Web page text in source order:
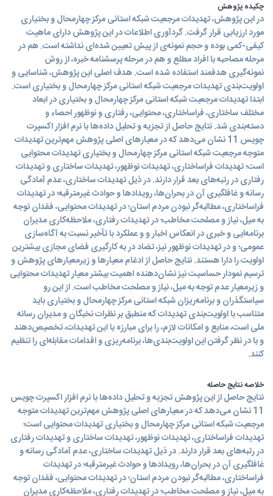
چکیده پژوهش
در این پژوهش، تهدیدات مرجعیت شبکه استانی مرکز چهارمحال و بختیاری
مورد ارزیابی قرار گرفت. گردآوری اطلاعات در این پژوهش دارای ماهیت
کیفی-کمی بوده و حجم نمونه‌ی از پیش تعیین شده‌ای نداشته است. هم در
مرحله مصاحبه با افراد مطلع و هم در مرحله پرسشنامه خبره، از روش
نمونه‌گیری هدفمند استفاده شده است. هدف اصلی این پژوهش، شناسایی و
اولویت‌بندی تهدیدات مرجعیت شبکه استانی مرکز چهارمحال و بختیاری است.
ابتدا تهدیدات مرجعیت شبکه استانی مرکز چهارمحال و بختیاری در ابعاد
مختلف ساختاری، فراساختاری، محتوایی، رفتاری و نوظهور احصاء و
دسته‌بندی شد. نتایج حاصل از تجزیه و تحلیل داده‌ها با نرم افزار اکسپرت
چویس 11 نشان می‌دهد که در معیارهای اصلی پژوهش مهم‌ترین تهدیدات
متوجه مرجعیت شبکه استانی مرکز چهارمحال و بختیاری تهدیدات محتوایی
است؛ تهدیدات فراساختاری، تهدیدات نوظهور، تهدیدات ساختاری و تهدیدات
رفتاری در رتبه‌های بعد قرار دارند. در ذیل تهدیدات ساختاری، عدم آمادگی
رسانه و غافلگیری آن در بحرا‌ن‌ها، رویدادها و حوادث غیرمترقبه؛ در تهدیدات
فراساختاری، مطالبه‌گر نبودن مردم استان؛ در تهدیدات محتوایی، فقدان توجه
به میل، نیاز و مصلحت مخاطب؛ در تهدیدات رفتاری، ملاحظه‌کاری مدیران
برنامه‌ایی و خبری در انعکاس اخبار و و عملکرد با تأخیر نسبت به آگاه‌سازی
عمومی؛ و در تهدیدات نوظهور نیز، تضاد در به کارگیری فضای مجازی بیشترین
اولویت را دارا هستند. نتایج حاصل از ادغام معیارها و زیرمعیارهای پژوهش و
ترسیم نمودار حساسیت نیز نشان‌دهنده اهمیت بیشتر معیار تهدیدات محتوایی
و زیرمعیار عدم توجه به میل، نیاز و مصلحت مخاطب است. از این رو
سیاستگذران و برنامه‌ریزان شبکه استانی مرکز چهارمحال و بختیاری باید
متناسب با اولویت‌بندی تهدیدات که منطبق بر نظرات نخبگان و مدیران رسانه
ملی است، منابع و امکانات لازم، را برای مبارزه با این تهدیدات، تخصیص‌دهند
و با در نظر گرفتن این اولویت‌بندی‌ها، برنامه‌ریزی و اقدامات مقابله‌ای را تنظیم
کنند.
خلاصه نتایج حاصله
نتایج حاصل از این پژوهش تجزیه و تحلیل داده‌ها با نرم افزار اکسپرت چویس
11 نشان می‌دهد که در معیارهای اصلی پژوهش مهم‌ترین تهدیدات متوجه
مرجعیت شبکه استانی مرکز چهارمحال و بختیاری تهدیدات محتوایی است؛
تهدیدات فراساختاری، تهدیدات نوظهور، تهدیدات ساختاری و تهدیدات رفتاری
در رتبه‌های بعد قرار دارند. در ذیل تهدیدات ساختاری، عدم آمادگی رسانه و
غافلگیری آن در بحرا‌ن‌ها، رویدادها و حوادث غیرمترقبه؛ در تهدیدات
فراساختاری، مطالبه‌گر نبودن مردم استان؛ در تهدیدات محتوایی، فقدان توجه
به میل، نیاز و مصلحت مخاطب؛ در تهدیدات رفتاری، ملاحظه‌کاری مدیران